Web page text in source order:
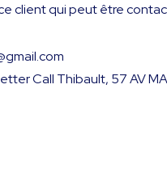
client qui peut être
Call Thibault, 57 AV